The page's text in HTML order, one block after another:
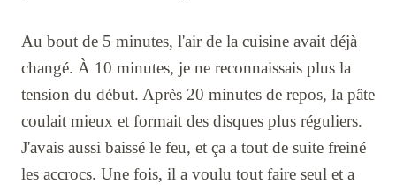
Au bout de 5 minutes, l'air de la cuisine avait déjà
changé. À 10 minutes, je ne reconnaissais plus la
tension du début. Après 20 minutes de repos, la pâte
coulait mieux et formait des disques plus réguliers.
J'avais aussi baissé le feu, et ça a tout de suite freiné
les accrocs. Une fois, il a voulu tout faire seul et a